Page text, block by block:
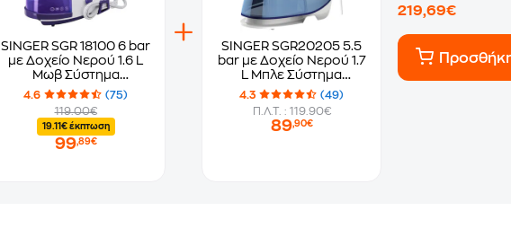
SINGER SGR 18100 6 bar
με Δοχείο Νερού 1.6 L
Μωβ Σύστημα
Σιδερώματος
4.6
(75)
119.00€
19.11€ έκπτωση
99,89€
SINGER SGR20205 5.5
bar με Δοχείο Νερού 1.7
L Μπλε Σύστημα
Σιδερώματος
4.3
(49)
Π.Λ.Τ. : 119.90€
89,90€
219,69€